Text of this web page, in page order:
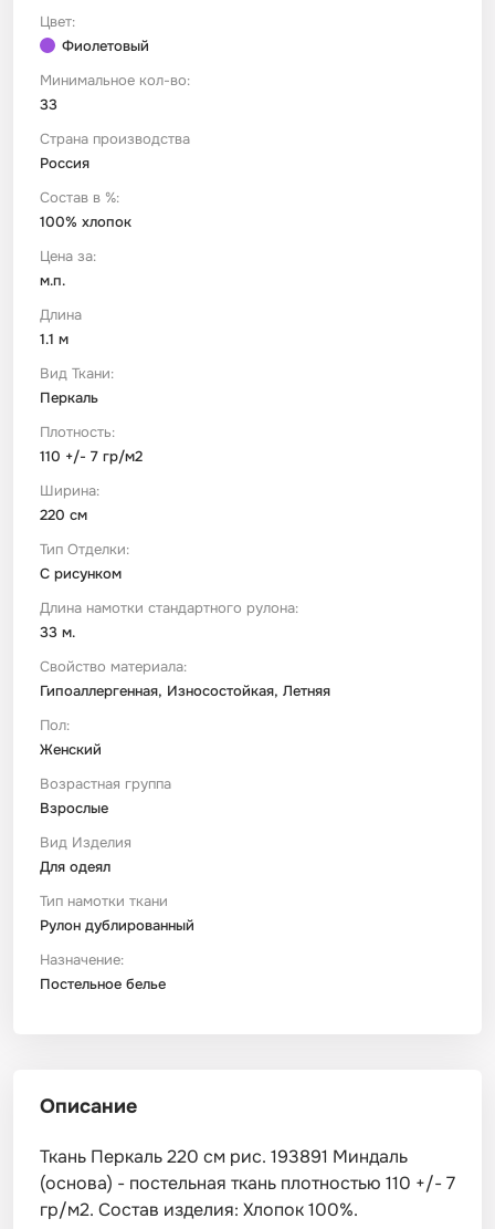
Цвет:
Фиолетовый
Минимальное кол-во:
33
Страна производства
Россия
Состав в %:
100% хлопок
Цена за:
м.п.
Длина
1.1 м
Вид Ткани:
Перкаль
Плотность:
110 +/- 7 гр/м2
Ширина:
220 см
Тип Отделки:
С рисунком
Длина намотки стандартного рулона:
33 м.
Свойство материала:
Гипоаллергенная, Износостойкая, Летняя
Пол:
Женский
Возрастная группа
Взрослые
Вид Изделия
Для одеял
Тип намотки ткани
Рулон дублированный
Назначение:
Постельное белье
Описание
Ткань Перкаль 220 см рис. 193891 Миндаль
(основа) - постельная ткань плотностью 110 +/- 7
гр/м2. Состав изделия: Хлопок 100%.
Футер
Имитации материалов